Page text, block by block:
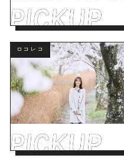
ロコレコ